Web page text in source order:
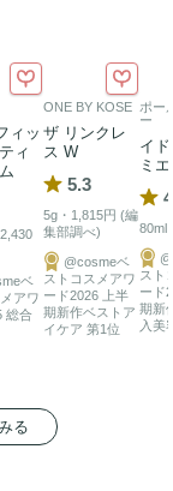
ィッ
ィ
ベ
アワ
総合
ONE BY KOSE
ザ リンクレ
ス W
5.3
5g・1,815円 (編
集部調べ)
@cosmeベ
ストコスメアワ
ード2026 上半
期新作ベストア
イケア 第1位
ポー
ー
イ
ミ
80ml
スト
ード
期新
入美
る